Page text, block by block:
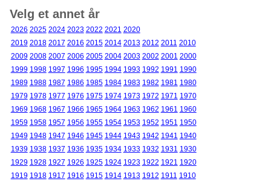
Velg et annet år
2026 2025 2024 2023 2022 2021 2020
2019 2018 2017 2016 2015 2014 2013 2012 2011 2010
2009 2008 2007 2006 2005 2004 2003 2002 2001 2000
1999 1998 1997 1996 1995 1994 1993 1992 1991 1990
1989 1988 1987 1986 1985 1984 1983 1982 1981 1980
1979 1978 1977 1976 1975 1974 1973 1972 1971 1970
1969 1968 1967 1966 1965 1964 1963 1962 1961 1960
1959 1958 1957 1956 1955 1954 1953 1952 1951 1950
1949 1948 1947 1946 1945 1944 1943 1942 1941 1940
1939 1938 1937 1936 1935 1934 1933 1932 1931 1930
1929 1928 1927 1926 1925 1924 1923 1922 1921 1920
1919 1918 1917 1916 1915 1914 1913 1912 1911 1910